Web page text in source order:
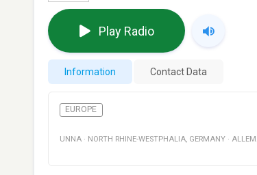
Play Radio
Information Contact Data
EUROPE
UNNA · NORTH RHINE-WESTPHALIA, GERMANY ·